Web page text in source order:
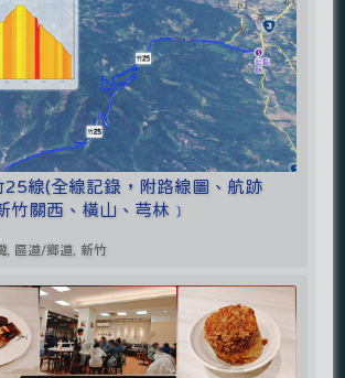
線(全線記錄，附路線圖、航跡
竹關西、橫山、芎林﹞
, 區道/鄉道, 新竹